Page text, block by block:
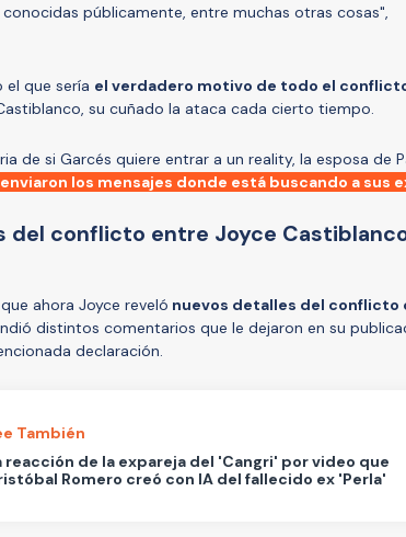
públicamente, entre muchas otras cosas",
el que sería el verdadero motivo de todo el
su cuñado la ataca cada cierto tiempo.
de si Garcés quiere entrar a un reality, la esposa de
enviaron los mensajes donde está buscando a sus
del conflicto entre Joyce
ahora Joyce reveló nuevos detalles del conflicto
distintos comentarios que le dejaron en su
declaración.
También
reacción de la expareja del 'Cangri' por video que
Romero creó con IA del fallecido ex 'Perla'